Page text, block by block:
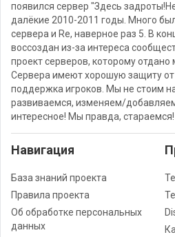
появился сервер "Здесь
далёкие 2010-2011 годы. Много
сервера и Re, наверное раз 5. В
воссоздан из-за интереса
проект серверов, которому отдано
Сервера имеют хорошую защиту от
поддержка игроков. Мы не стоим
развиваемся, изменяем/
интересное! Мы правда, стараемся!
Навигация
База знаний проекта
Правила проекта
Об обработке персональных
данных